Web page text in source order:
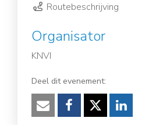
Routebeschrijving
Organisator
KNVI
Deel dit evenement:
Verzenden
Facebook
TwitterLinkedIn